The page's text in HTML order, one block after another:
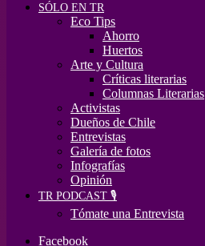
SÓLO EN TR
Eco Tips
Ahorro
Huertos
Arte y Cultura
Críticas literarias
Columnas Literarias
Activistas
Dueños de Chile
Entrevistas
Galería de fotos
Infografías
Opinión
TR PODCAST 🎙️
Tómate una Entrevista
Facebook